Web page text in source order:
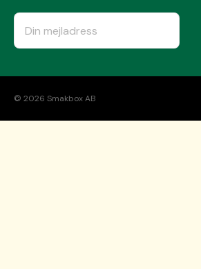
© 2026 Smakbox AB